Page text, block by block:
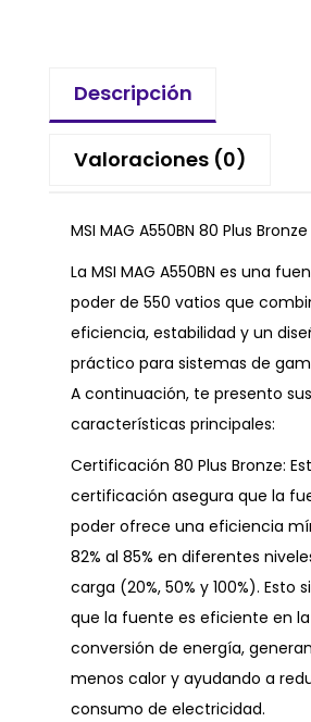
Descripción
Valoraciones (0)
MSI MAG A550BN 80 Plus Bronze
La MSI MAG A550BN es una
poder de 550 vatios que
eficiencia, estabilidad y un
práctico para sistemas de
A continuación, te presento sus
características principales:
Certificación 80 Plus Bronze:
certificación asegura que la
poder ofrece una eficiencia
82% al 85% en diferentes
carga (20%, 50% y 100%). Esto
que la fuente es eficiente en la
conversión de energía,
menos calor y ayudando a
consumo de electricidad.